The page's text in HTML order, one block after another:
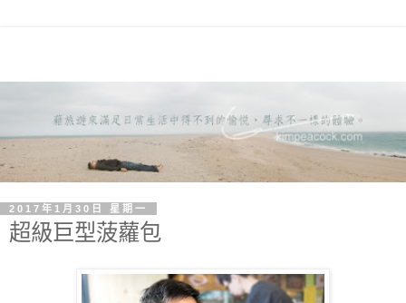
2017年1月30日 星期一
超級巨型菠蘿包